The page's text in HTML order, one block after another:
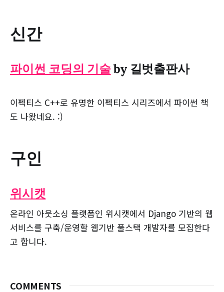
신간
파이썬 코딩의 기술by 길벗출판사
이펙티스 C++로 유명한 이펙티스 시리즈에서 파이썬 책
도 나왔네요. :)
구인
위시캣
온라인 아웃소싱 플랫폼인 위시캣에서 Django 기반의 웹
서비스를 구축/운영할 웹기반 풀스택 개발자를 모집한다
고 합니다.
COMMENTS